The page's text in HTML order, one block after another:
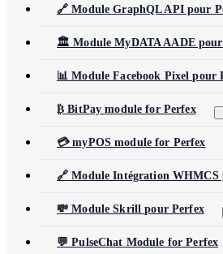
🔗 Module GraphQL API pour
🏛️ Module MyDATA AADE pour
📊 Module Facebook Pixel pour
₿ BitPay module for Perfex
💳 myPOS module for Perfex
🔗 Module Intégration WHMCS
💸 Module Skrill pour Perfex
💬 PulseChat Module for Perfex